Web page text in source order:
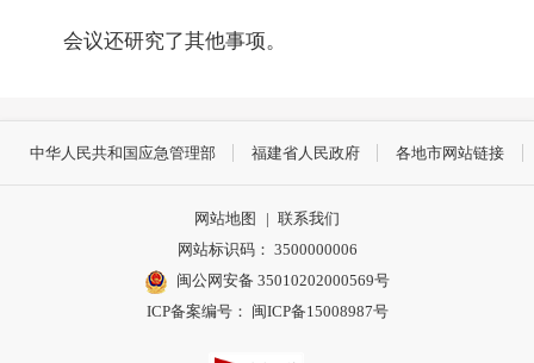
会议还研究了其他事项。
中华人民共和国应急管理部 福建省人民政府 各地市网站链接
网站地图 | 联系我们
网站标识码： 3500000006
闽公网安备 35010202000569号
ICP备案编号： 闽ICP备15008987号